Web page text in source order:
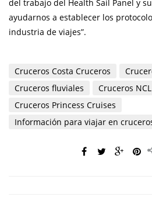
del trabajo del Health Sail Panel y
ayudarnos a establecer los
industria de viajes”.
Cruceros Costa Cruceros
Cruceros fluviales
Cruceros NCL
Cruceros Princess Cruises
Información para viajar en